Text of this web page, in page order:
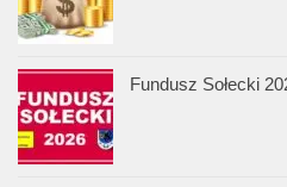
Fundusz Sołecki